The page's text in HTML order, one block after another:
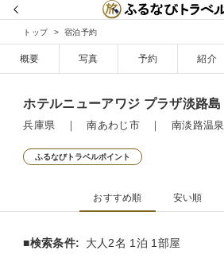
トップ 宿泊予約
概要 写真 予約 紹介
ホテルニューアワジ プラザ淡路島
兵庫県 ｜ 南あわじ市 ｜ 南淡路温泉
ふるなびトラベルポイント
おすすめ順 安い順
■検索条件: 大人2名 1泊 1部屋